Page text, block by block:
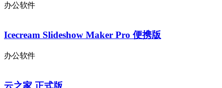
办公软件
Icecream Slideshow Maker Pro 便携版
办公软件
云之家 正式版